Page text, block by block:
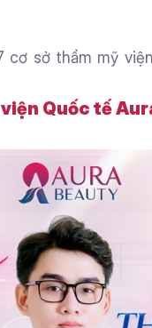
cơ sở thẩm mỹ
Quốc tế